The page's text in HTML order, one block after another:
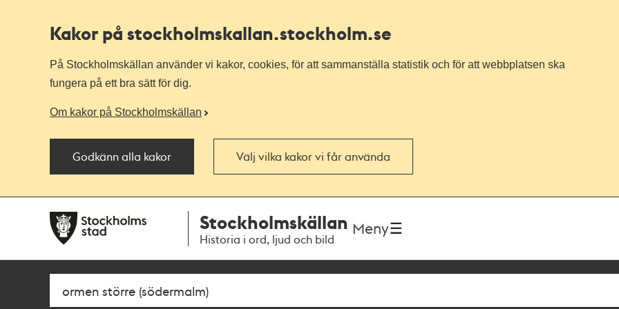
Kakor på stockholmskallan.stockholm.se
På Stockholmskällan använder vi kakor, cookies, för att sammanställa statistik och för att webbplatsen ska
fungera på ett bra sätt för dig.
Om kakor på Stockholmskällan
Godkänn alla kakor Välj vilka kakor vi får använda
navigationen
huvudinnehållet
Stockholmskällan
Historia i ord, ljud och bild
Meny
Sök